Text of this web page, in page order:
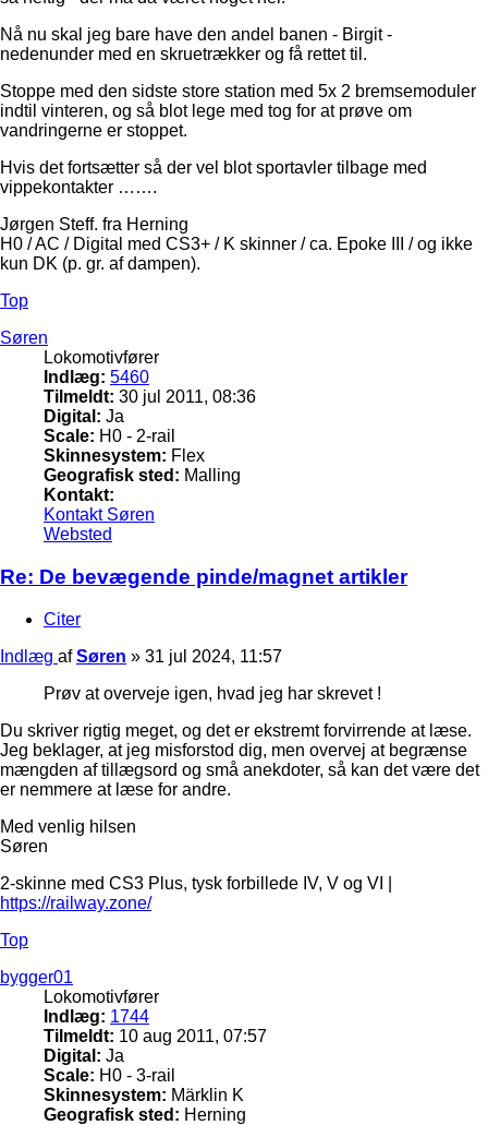
Nå nu skal jeg bare have den andel banen - Birgit -
nedenunder med en skruetrækker og få rettet til.
Stoppe med den sidste store station med 5x 2 bremsemoduler
indtil vinteren, og så blot lege med tog for at prøve om
vandringerne er stoppet.
Hvis det fortsætter så der vel blot sportavler tilbage med
vippekontakter …….
Jørgen Steff. fra Herning
H0 / AC / Digital med CS3+ / K skinner / ca. Epoke III / og ikke
kun DK (p. gr. af dampen).
Top
Søren
Lokomotivfører
Indlæg: 5460
Tilmeldt: 30 jul 2011, 08:36
Digital: Ja
Scale: H0 - 2-rail
Skinnesystem: Flex
Geografisk sted: Malling
Kontakt:
Kontakt Søren
Websted
Re: De bevægende pinde/magnet artikler
Citer
Indlæg afSøren » 31 jul 2024, 11:57
Prøv at overveje igen, hvad jeg har skrevet !
Du skriver rigtig meget, og det er ekstremt forvirrende at læse.
Jeg beklager, at jeg misforstod dig, men overvej at begrænse
mængden af tillægsord og små anekdoter, så kan det være det
er nemmere at læse for andre.
Med venlig hilsen
Søren
2-skinne med CS3 Plus, tysk forbillede IV, V og VI |
https://railway.zone/
Top
bygger01
Lokomotivfører
Indlæg: 1744
Tilmeldt: 10 aug 2011, 07:57
Digital: Ja
Scale: H0 - 3-rail
Skinnesystem: Märklin K
Geografisk sted: Herning